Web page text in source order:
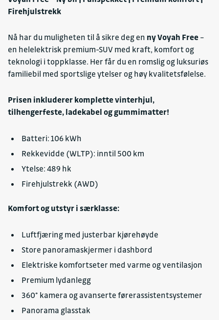
Kollisjonspute side-bryst
Kollisjonspute front passasjer
Kollisjonspute front
Kollisjonspute front fører
Blokkeringsfritt bremsesystem (ABS)
Firehjulstrekk
Nå har du muligheten til å sikre deg en ny Voyah Free –
en helelektrisk premium-SUV med kraft, komfort og
teknologi i toppklasse. Her får du en romslig og luksuriøs
familiebil med sportslige ytelser og høy kvalitetsfølelse.
Prisen inkluderer komplette vinterhjul,
tilhengerfeste, ladekabel og gummimatter!
Batteri: 106 kWh
Rekkevidde (WLTP): inntil 500 km
Ytelse: 489 hk
Firehjulstrekk (AWD)
Komfort og utstyr i særklasse:
Luftfjæring med justerbar kjørehøyde
Store panoramaskjermer i dashbord
Elektriske komfortseter med varme og ventilasjon
Premium lydanlegg
360° kamera og avanserte førerassistentsystemer
Panorama glasstak